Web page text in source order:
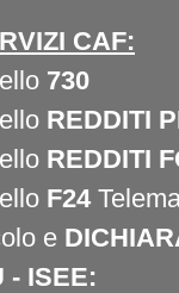
CAF:
730
REDDITI
REDDITI
F24
e
- ISEE: